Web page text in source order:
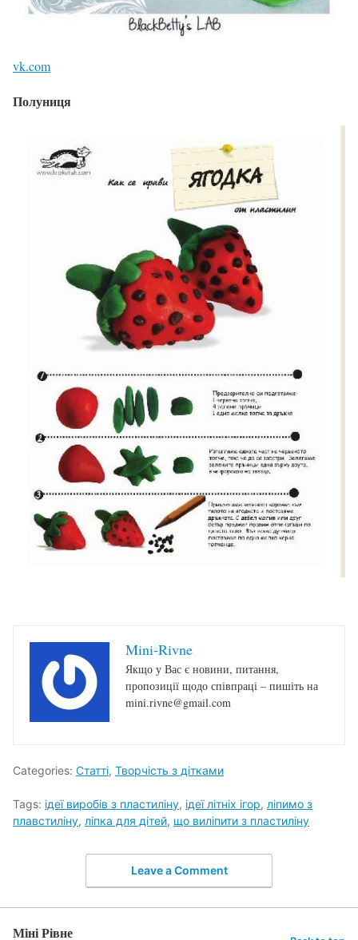
vk.com
Полуниця
Mini-Rivne
Якщо у Вас є новини, питання,
пропозиції щодо співпраці – пишіть на
mini.rivne@gmail.com
Categories: Статті, Творчість з дітками
Tags: ідеї виробів з пластиліну, ідеї літніх ігор, ліпимо з
плавстиліну, ліпка для дітей, що виліпити з пластиліну
Leave a Comment
Міні Рівне